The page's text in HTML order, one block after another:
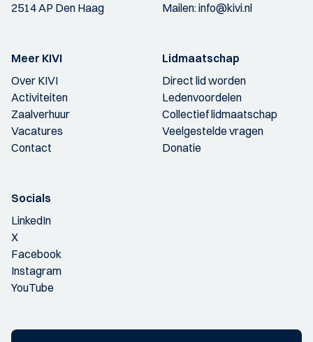
2514 AP Den Haag
Mailen:info@kivi.nl
Meer KIVI
Over KIVI
Activiteiten
Zaalverhuur
Vacatures
Contact
Lidmaatschap
Direct lid worden
Ledenvoordelen
Collectief lidmaatschap
Veelgestelde vragen
Donatie
Socials
LinkedIn
X
Facebook
Instagram
YouTube